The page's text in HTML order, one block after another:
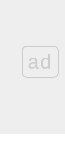
ad